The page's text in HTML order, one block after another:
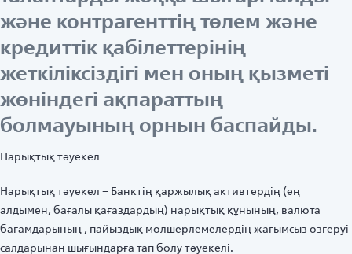
және контрагенттің төлем және
кредиттік қабілеттерінің
жеткіліксіздігі мен оның қызметі
жөніндегі ақпараттың
болмауының орнын баспайды.
Нарықтық тәуекел
Нарықтық тәуекел – Банктің қаржылық активтердің (ең
алдымен, бағалы қағаздардың) нарықтық құнының, валюта
бағамдарының , пайыздық мөлшерлемелердің жағымсыз өзгеруі
салдарынан шығындарға тап болу тәуекелі.